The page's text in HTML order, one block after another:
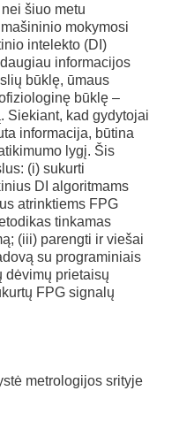
šiuo metu
mokymosi
intelekto (DI)
informacijos
būklę, ūmaus
būklę –
Siekiant, kad gydytojai
informacija, būtina
lygį. Šis
(i) sukurti
DI algoritmams
atrinktiems FPG
tinkamas
(iii) parengti ir viešai
su programiniais
dėvimų prietaisų
FPG signalų
metrologijos srityje